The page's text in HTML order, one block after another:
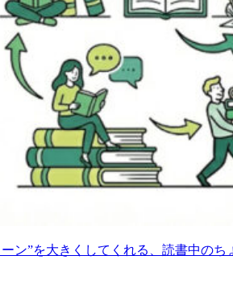
ン”を大きくしてくれる、読書中のち